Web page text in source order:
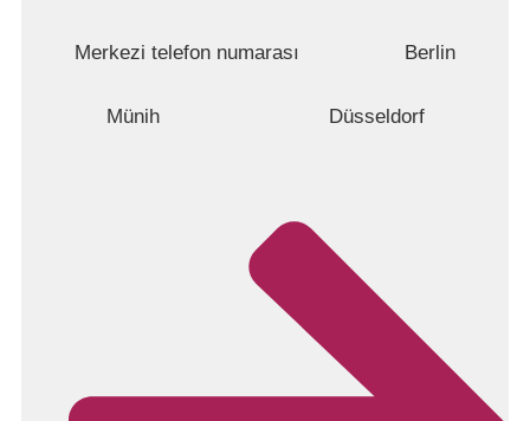
Merkezi telefon numarası Berlin
Münih Düsseldorf